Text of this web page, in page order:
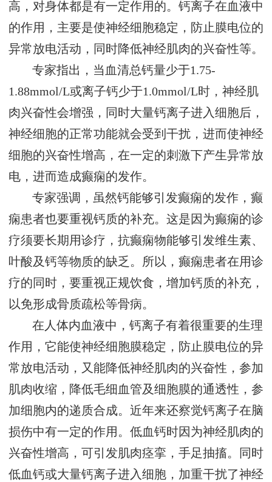
高，对身体都是有一定作用的。钙离子在血液中
的作用，主要是使神经细胞稳定，防止膜电位的
异常放电活动，同时降低神经肌肉的兴奋性等。
专家指出，当血清总钙量少于1.75-
1.88mmol/L或离子钙少于1.0mmol/L时，神经肌
肉兴奋性会增强，同时大量钙离子进入细胞后，
神经细胞的正常功能就会受到干扰，进而使神经
细胞的兴奋性增高，在一定的刺激下产生异常放
电，进而造成癫痫的发作。
专家强调，虽然钙能够引发癫痫的发作，癫
痫患者也要重视钙质的补充。这是因为癫痫的诊
疗须要长期用诊疗，抗癫痫物能够引发维生素、
叶酸及钙等物质的缺乏。所以，癫痫患者在用诊
疗的同时，要重视正规饮食，增加钙质的补充，
以免形成骨质疏松等骨病。
在人体内血液中，钙离子有着很重要的生理
作用，它能使神经细胞膜稳定，防止膜电位的异
常放电活动，又能降低神经肌肉的兴奋性，参加
肌肉收缩，降低毛细血管及细胞膜的通透性，参
加细胞内的递质合成。近年来还察觉钙离子在脑
损伤中有一定的作用。低血钙时因为神经肌肉的
兴奋性增高，可引发肌肉痉挛，手足抽搐。同时
低血钙或大量钙离子进入细胞，加重干扰了神经